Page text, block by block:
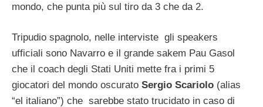
mondo, che punta più sul tiro da 3 che da 2.
Tripudio spagnolo, nelle interviste gli speakers
ufficiali sono Navarro e il grande sakem Pau Gasol
che il coach degli Stati Uniti mette fra i primi 5
giocatori del mondo oscurato Sergio Scariolo (alias
“el italiano”) che sarebbe stato trucidato in caso di